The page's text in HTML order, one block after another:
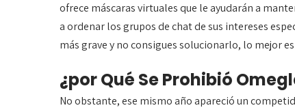
ofrece máscaras virtuales que le ayudarán a
a ordenar los grupos de chat de sus intereses
más grave y no consigues solucionarlo, lo mejor
¿por Qué Se Prohibió
No obstante, ese mismo año apareció un